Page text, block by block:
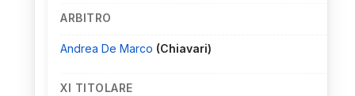
ARBITRO
Andrea De Marco (Chiavari)
XI TITOLARE